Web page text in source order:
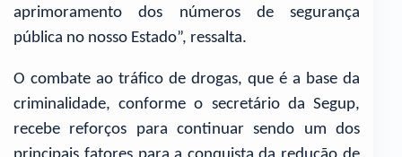
aprimoramento dos números de segurança
pública no nosso Estado”, ressalta.
O combate ao tráfico de drogas, que é a base da
criminalidade, conforme o secretário da Segup,
recebe reforços para continuar sendo um dos